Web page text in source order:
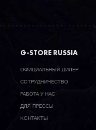
G-STORE RUSSIA
ОФИЦИАЛЬНЫЙ ДИЛЕР
CОТРУДНИЧЕСТВО
РАБОТА У НАС
ДЛЯ ПРЕССЫ
КОНТАКТЫ